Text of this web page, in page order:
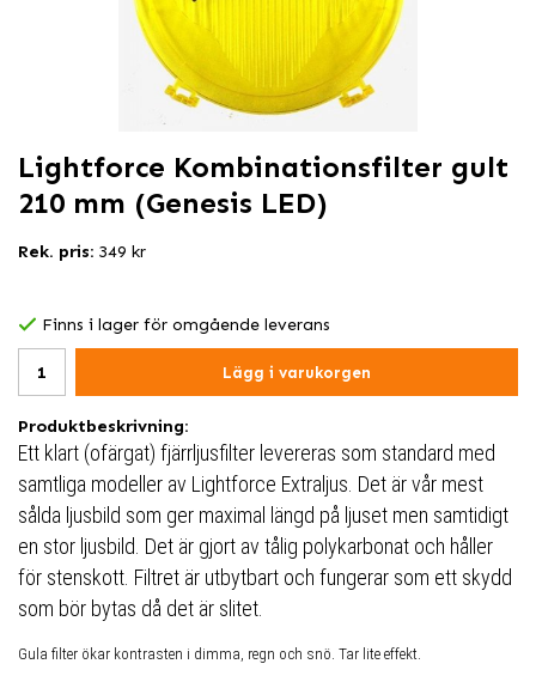
Lightforce Kombinationsfilter gult
210 mm (Genesis LED)
Rek. pris: 349 kr
Finns i lager för omgående leverans
Lägg i varukorgen
Produktbeskrivning:
Ett klart (ofärgat) fjärrljusfilter levereras som standard med
samtliga modeller av Lightforce Extraljus. Det är vår mest
sålda ljusbild som ger maximal längd på ljuset men samtidigt
en stor ljusbild. Det är gjort av tålig polykarbonat och håller
för stenskott. Filtret är utbytbart och fungerar som ett skydd
som bör bytas då det är slitet.
Gula filter ökar kontrasten i dimma, regn och snö. Tar lite effekt.